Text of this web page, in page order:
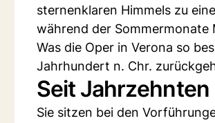
sternenklaren Himmels zu
während der Sommermonate
Was die Oper in Verona so
Jahrhundert n. Chr.
Seit
Sie sitzen bei den